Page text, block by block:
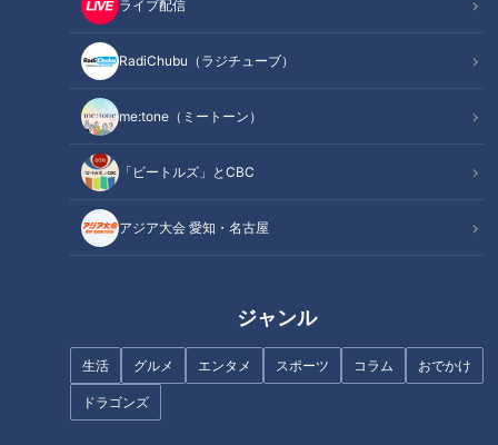
ライブ配信
RadiChubu（ラジチューブ）
me:tone（ミートーン）
「ビートルズ」とCBC
アジア大会 愛知・名古屋
ジャンル
生活 グルメ エンタメ スポーツ コラム おでかけ
ドラゴンズ
【春のお出かけWEEK】1日遊べ
るお値打ちスポット＆絆を深め
るスポットを確かめさせて頂き
ます！【チャント！】
医師がオススメ！健康になれる
リゾート×大学生がコラボ！親